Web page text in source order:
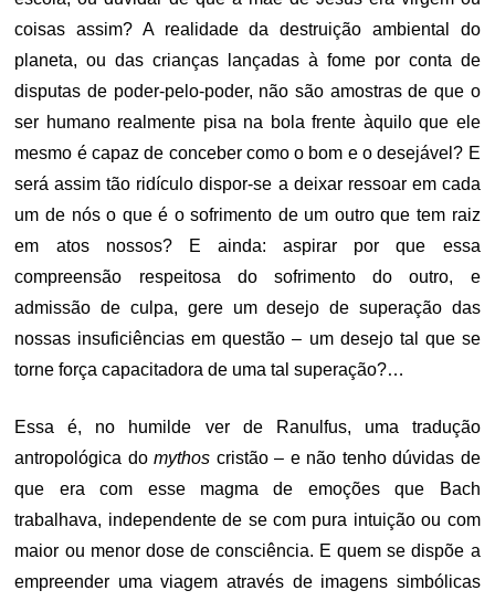
coisas assim? A realidade da destruição ambiental do
planeta, ou das crianças lançadas à fome por conta de
disputas de poder-pelo-poder, não são amostras de que o
ser humano realmente pisa na bola frente àquilo que ele
mesmo é capaz de conceber como o bom e o desejável? E
será assim tão ridículo dispor-se a deixar ressoar em cada
um de nós o que é o sofrimento de um outro que tem raiz
em atos nossos? E ainda: aspirar por que essa
compreensão respeitosa do sofrimento do outro, e
admissão de culpa, gere um desejo de superação das
nossas insuficiências em questão – um desejo tal que se
torne força capacitadora de uma tal superação?…
Essa é, no humilde ver de Ranulfus, uma tradução
antropológica domythos cristão – e não tenho dúvidas de
que era com esse magma de emoções que Bach
trabalhava, independente de se com pura intuição ou com
maior ou menor dose de consciência. E quem se dispõe a
empreender uma viagem através de imagens simbólicas